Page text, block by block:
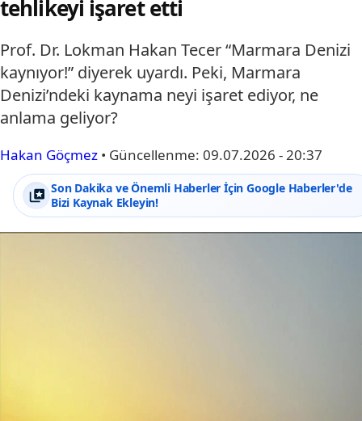
tehlikeyi işaret etti
Prof. Dr. Lokman Hakan Tecer “Marmara Denizi
kaynıyor!” diyerek uyardı. Peki, Marmara
Denizi’ndeki kaynama neyi işaret ediyor, ne
anlama geliyor?
Hakan Göçmez • Güncellenme: 09.07.2026 - 20:37
Son Dakika ve Önemli Haberler İçin Google Haberler'de
Bizi Kaynak Ekleyin!